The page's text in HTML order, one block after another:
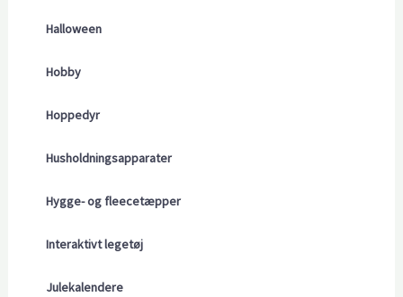
Halloween
Hobby
Hoppedyr
Husholdningsapparater
Hygge- og fleecetæpper
Interaktivt legetøj
Julekalendere